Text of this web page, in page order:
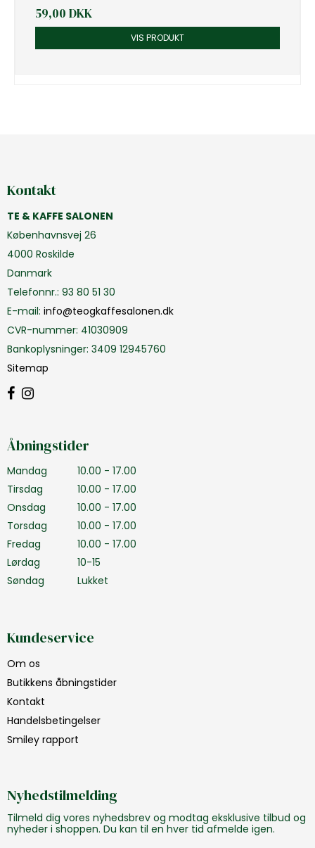
59,00 DKK
VIS PRODUKT
Kontakt
TE & KAFFE SALONEN
Københavnsvej 26
4000 Roskilde
Danmark
Telefonnr.: 93 80 51 30
E-mail: info@teogkaffesalonen.dk
CVR-nummer: 41030909
Bankoplysninger: 3409 12945760
Sitemap
Åbningstider
Mandag
10.00 - 17.00
Tirsdag
10.00 - 17.00
Onsdag
10.00 - 17.00
Torsdag
10.00 - 17.00
Fredag
10.00 - 17.00
Lørdag
10-15
Søndag
Lukket
Kundeservice
Om os
Butikkens åbningstider
Kontakt
Handelsbetingelser
Smiley rapport
Nyhedstilmelding
Tilmeld dig vores nyhedsbrev og modtag eksklusive tilbud og
nyheder i shoppen. Du kan til en hver tid afmelde igen.